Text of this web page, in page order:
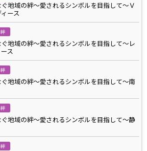
地域の絆～愛されるシンボルを目指して～Ｖ
ース
地域の絆～愛されるシンボルを目指して～レ
ス
地域の絆～愛されるシンボルを目指して～南
地域の絆～愛されるシンボルを目指して～静